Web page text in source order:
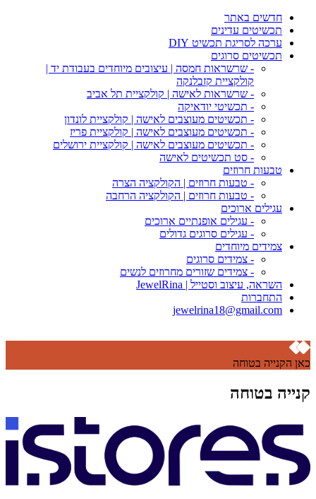
חדשים באתר
תכשיטים עדינים
ערכה לסריגת תכשיט DIY
תכשיטים סרוגים
- שרשראות חמסה | עיצובים מיוחדים בעבודת יד |
קולקציית קזבלנקה
- שרשראות לאישה | קולקציית תל אביב
- תכשיטי יודאיקה
- תכשיטים מעוצבים לאישה | קולקציית לונדון
- תכשיטים מעוצבים לאישה | קולקציית פריז
- תכשיטים מעוצבים לאישה | קולקציית ירושלים
- סט תכשיטים לאישה
טבעות חרוזים
- טבעות חרוזים | הקולקציה הצרה
- טבעות חרוזים | הקולקציה הרחבה
עגילים ארוכים
- עגילים אופנתיים ארוכים
- עגילים סרוגים גדולים
צמידים מיוחדים
- צמידים סרוגים
- צמידים שזורים מחרוזים לנשים
השראה, עיצוב וסטייל | JewelRina
התחברות
jewelrina18@gmail.com
כאן הקנייה בטוחה
קנייה בטוחה